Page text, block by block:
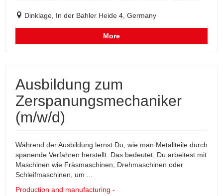
Dinklage, In der Bahler Heide 4, Germany
More
Ausbildung zum
Zerspanungsmechaniker
(m/w/d)
Während der Ausbildung lernst Du, wie man Metallteile durch
spanende Verfahren herstellt. Das bedeutet, Du arbeitest mit
Maschinen wie Fräsmaschinen, Drehmaschinen oder
Schleifmaschinen, um ...
Production and manufacturing -